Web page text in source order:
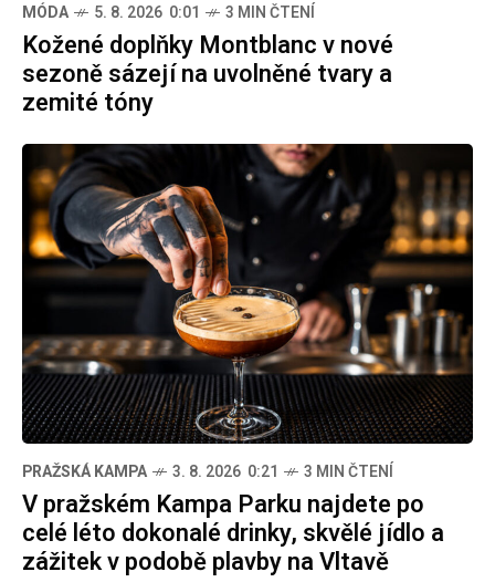
MÓDA 5. 8. 2026 0:01 3 MIN ČTENÍ
Kožené doplňky Montblanc v nové
sezoně sázejí na uvolněné tvary a
zemité tóny
PRAŽSKÁ KAMPA 3. 8. 2026 0:21 3 MIN ČTENÍ
V pražském Kampa Parku najdete po
celé léto dokonalé drinky, skvělé jídlo a
zážitek v podobě plavby na Vltavě